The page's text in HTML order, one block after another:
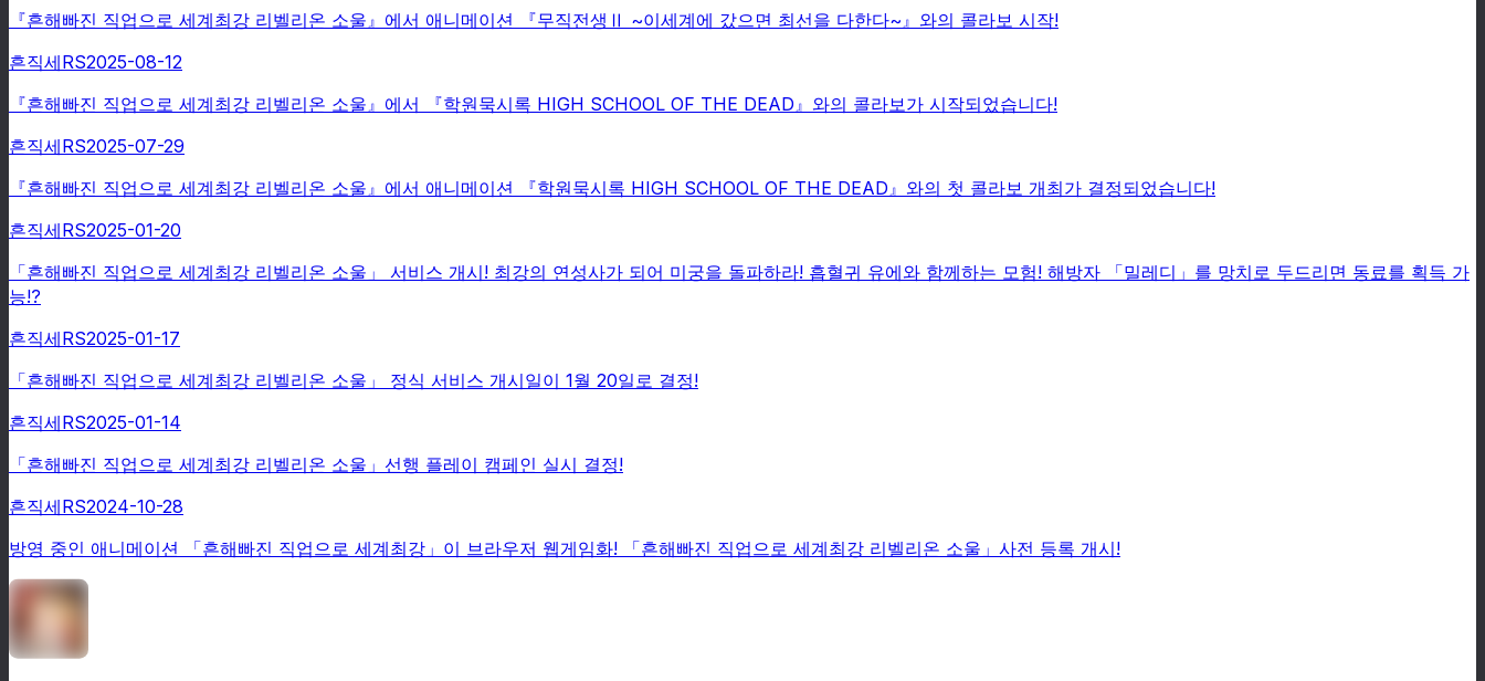
『흔해빠진 직업으로 세계최강 리벨리온 소울』에서 애니메이션 『무직전생Ⅱ ~이세계에 갔으면 최선을 다한다~』와의 콜라보 시작!
흔직세RS2025-08-12
『흔해빠진 직업으로 세계최강 리벨리온 소울』에서 『학원묵시록 HIGH SCHOOL OF THE DEAD』와의 콜라보가 시작되었습니다!
흔직세RS2025-07-29
『흔해빠진 직업으로 세계최강 리벨리온 소울』에서 애니메이션 『학원묵시록 HIGH SCHOOL OF THE DEAD』와의 첫 콜라보 개최가 결정되었습니다!
흔직세RS2025-01-20
「흔해빠진 직업으로 세계최강 리벨리온 소울」 서비스 개시! 최강의 연성사가 되어 미궁을 돌파하라! 흡혈귀 유에와 함께하는 모험! 해방자 「밀레디」를 망치로 두드리면 동료를 획득 가
능!?
흔직세RS2025-01-17
「흔해빠진 직업으로 세계최강 리벨리온 소울」 정식 서비스 개시일이 1월 20일로 결정!
흔직세RS2025-01-14
「흔해빠진 직업으로 세계최강 리벨리온 소울」선행 플레이 캠페인 실시 결정!
흔직세RS2024-10-28
방영 중인 애니메이션 「흔해빠진 직업으로 세계최강」이 브라우저 웹게임화! 「흔해빠진 직업으로 세계최강 리벨리온 소울」사전 등록 개시!